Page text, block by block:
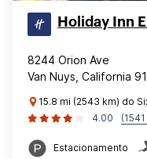
Holiday Inn
8244 Orion Ave
Van Nuys, California
15.8 mi (2543 km) do
4.00
Estacionamento